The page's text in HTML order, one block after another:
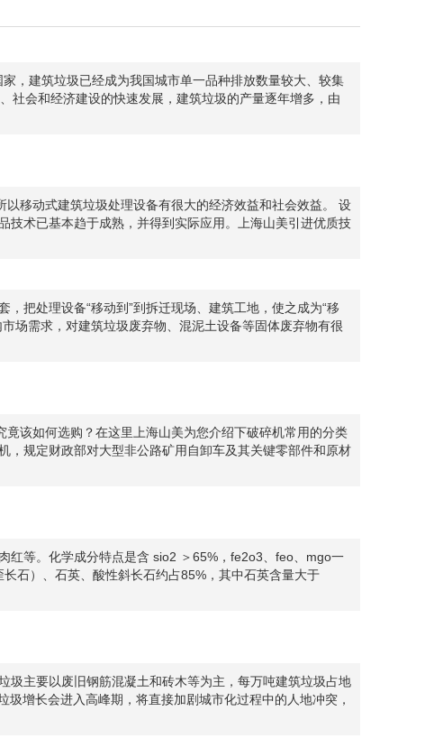
，建筑垃圾已经成为我国城市单一品种排放数量较大、较集
社会和经济建设的快速发展，建筑垃圾的产量逐年增多，由
移动式建筑垃圾处理设备有很大的经济效益和社会效益。 设
技术已基本趋于成熟，并得到实际应用。上海山美引进优质技
把处理设备“移动到”到拆迁现场、建筑工地，使之成为“移
场需求，对建筑垃圾废弃物、混泥土设备等固体废弃物有很
该如何选购？在这里上海山美为您介绍下破碎机常用的分类
，规定财政部对大型非公路矿用自卸车及其关键零部件和原材
红等。化学成分特点是含 sio2 ＞65%，fe2o3、feo、mgo一
石）、石英、酸性斜长石约占85%，其中石英含量大于
圾主要以废旧钢筋混凝土和砖木等为主，每万吨建筑垃圾占地
增长会进入高峰期，将直接加剧城市化过程中的人地冲突，